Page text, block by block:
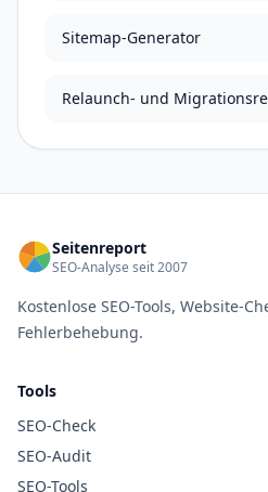
Sitemap-Generator
Relaunch- und
Seitenreport
SEO-Analyse seit 2007
Kostenlose SEO-Tools, Website-
Fehlerbehebung.
Tools
SEO-Check
SEO-Audit
SEO-Tools